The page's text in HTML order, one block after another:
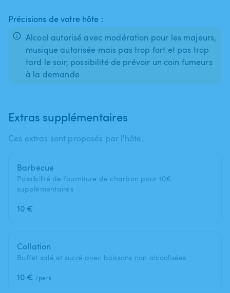
Précisions de votre hôte :
Alcool autorisé avec modération pour les majeurs,
musique autorisée mais pas trop fort et pas trop
tard le soir, possibilité de prévoir un coin fumeurs
à la demande
Extras supplémentaires
Ces extras sont proposés par l'hôte.
Barbecue
Possibilité de fourniture de charbon pour 10€
supplémentaires
10 €
Collation
Buffet salé et sucré avec boissons non alcoolisées
10 € /pers.